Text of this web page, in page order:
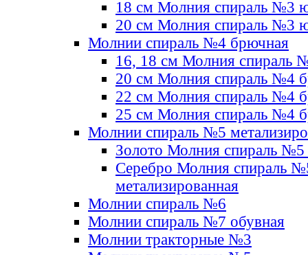
18 см Молния спираль №3
20 см Молния спираль №3
Молнии спираль №4 брючная
16, 18 см Молния спираль
20 см Молния спираль №4
22 см Молния спираль №4
25 см Молния спираль №4
Молнии спираль №5
Золото Молния спираль №5
Серебро Молния спираль
метализированная
Молнии спираль №6
Молнии спираль №7 обувная
Молнии тракторные №3